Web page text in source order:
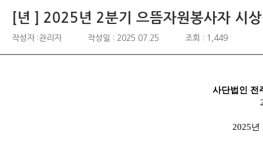
[년 ] 2025년 2분기 으뜸자원봉사자 시
작성자 :관리자 작성일 : 2025.07.25 조회 : 1,449
사단법인 전
2025년